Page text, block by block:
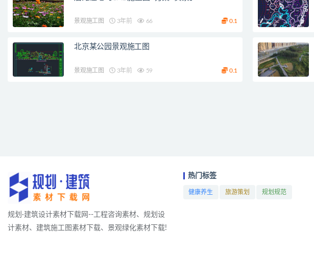
景观施工图 3年前 66 0.1
北京某公园景观施工图
景观施工图 3年前 59 0.1
规划·建筑设计素材下载网--工程咨询素材、规划设
计素材、建筑施工图素材下载、景观绿化素材下载!
热门标签
健康养生 旅游策划 规划规范